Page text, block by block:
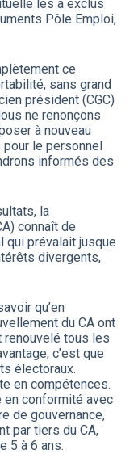
les a exclus
Pôle Emploi,
ce
sans grand
président (CGC)
ne renonçons
à nouveau
le personnel
informés des
la
connaît de
qui prévalait jusque
divergents,
qu’en
du CA ont
renouvelé tous les
c’est que
électoraux.
en compétences.
en conformité avec
de gouvernance,
par tiers du CA,
5 à 6 ans.